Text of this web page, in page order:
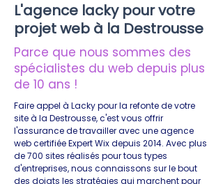
L'agence lacky pour votre
projet web à la Destrousse
Parce que nous sommes des
spécialistes du web depuis plus
de 10 ans !
Faire appel à Lacky pour la refonte de votre
site à la Destrousse, c'est vous offrir
l'assurance de travailler avec une agence
web certifiée Expert Wix depuis 2014. Avec plus
de 700 sites réalisés pour tous types
d'entreprises, nous connaissons sur le bout
des doigts les stratégies qui marchent pour